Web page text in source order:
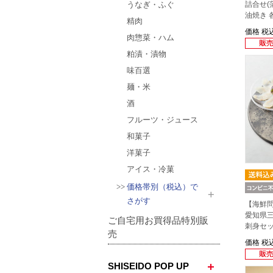
うなぎ・ふぐ
精肉
肉惣菜・ハム
粕漬・漬物
味百選
麺・米
酒
フルーツ・ジュース
和菓子
洋菓子
アイス・冷菓
価格帯別（税込）で
さがす
ご自宅用お買得品特別販
売
SHISEIDO POP UP
詰合せ(
油焼き
価格 税
【海鮮
愛知県
刺身セ
価格 税